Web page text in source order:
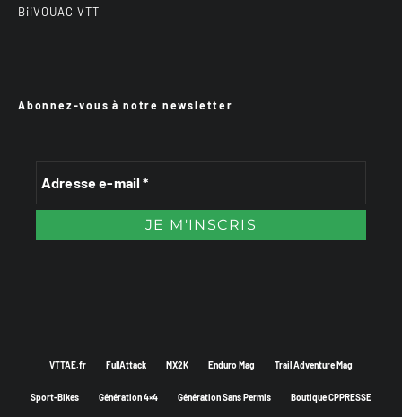
BiiVOUAC VTT
Abonnez-vous à notre newsletter
VTTAE.fr FullAttack MX2K Enduro Mag Trail Adventure Mag
Sport-Bikes Génération 4×4 Génération Sans Permis Boutique CPPRESSE